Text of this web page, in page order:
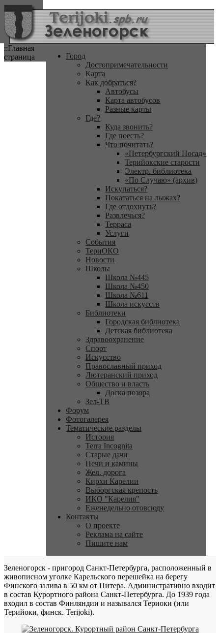
::Главная
страница
Город
Достопримечательности
Карта
Как добраться?
Автобусы
Карта автобусов
Разные карты
Где?
Куда звонить?
Где поесть?
Что почитать?
«Петербургский Посад»
Терийокские старости
Электр. библиотека
«По Случаю» (архив)
Искупаться?
Покататься на лыжах?
Где отдохнуть?
Развлечься?
Терраса
Услуги
События
ТериОКО
Новости
Школы
Школа №445
Школа №450
Школа №611
Школа искусств
Библиотеки
Городская библиотека
Детская библиотека
Здравоохранение
Спорт
Искусство
Православный приход
Лютеранский приход
Общество и власть
Доска позора
Зел-ТВ
Форум
Фотогалерея
Тематические разделы
История
Terra Incognita
Старые дачи
Печи и камины
Жел. дорога
Кирхи Карелии
Выборгская крепость
ИКО "Карелия"
Еженедельно отовсюду
Контакты
О проекте
Реклама на сайте
Пишите нам
Зеленогорск - пригород Санкт-Петербурга, расположенный в
живописном уголке Карельского перешейка на берегу
Финского залива в 50 км от Питера. Административно входит
в состав Курортного района Санкт-Петербурга. До 1939 года
входил в состав Финляндии и назывался Териоки (или
Терийоки, финск. Terijoki).